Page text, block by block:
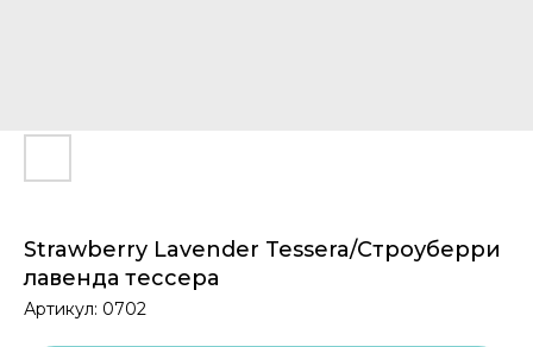
Strawberry Lavender Tessera/Строуберри
лавенда тессера
Артикул: 0702